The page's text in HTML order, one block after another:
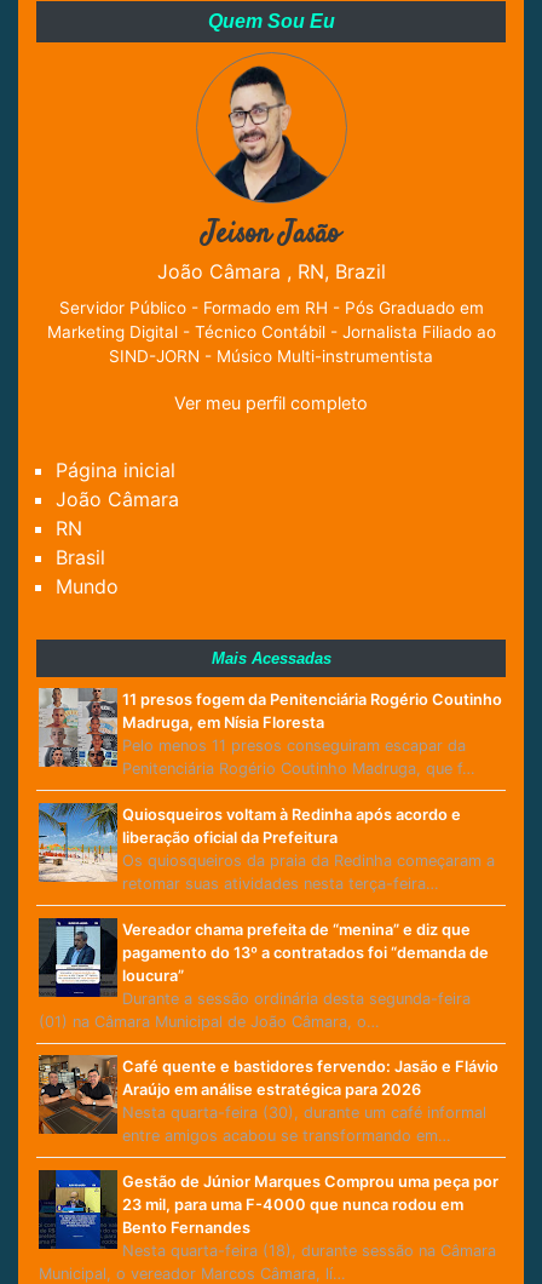
Quem Sou Eu
Jeison Jasão
João Câmara , RN, Brazil
Servidor Público - Formado em RH - Pós Graduado em
Marketing Digital - Técnico Contábil - Jornalista Filiado ao
SIND-JORN - Músico Multi-instrumentista
Ver meu perfil completo
Página inicial
João Câmara
RN
Brasil
Mundo
Mais Acessadas
11 presos fogem da Penitenciária Rogério Coutinho
Madruga, em Nísia Floresta
Pelo menos 11 presos conseguiram escapar da
Penitenciária Rogério Coutinho Madruga, que f…
Quiosqueiros voltam à Redinha após acordo e
liberação oficial da Prefeitura
Os quiosqueiros da praia da Redinha começaram a
retomar suas atividades nesta terça-feira…
Vereador chama prefeita de “menina” e diz que
pagamento do 13º a contratados foi “demanda de
loucura”
Durante a sessão ordinária desta segunda-feira
(01) na Câmara Municipal de João Câmara, o…
Café quente e bastidores fervendo: Jasão e Flávio
Araújo em análise estratégica para 2026
Nesta quarta-feira (30), durante um café informal
entre amigos acabou se transformando em…
Gestão de Júnior Marques Comprou uma peça por
23 mil, para uma F-4000 que nunca rodou em
Bento Fernandes
Nesta quarta-feira (18), durante sessão na Câmara
Municipal, o vereador Marcos Câmara, lí…